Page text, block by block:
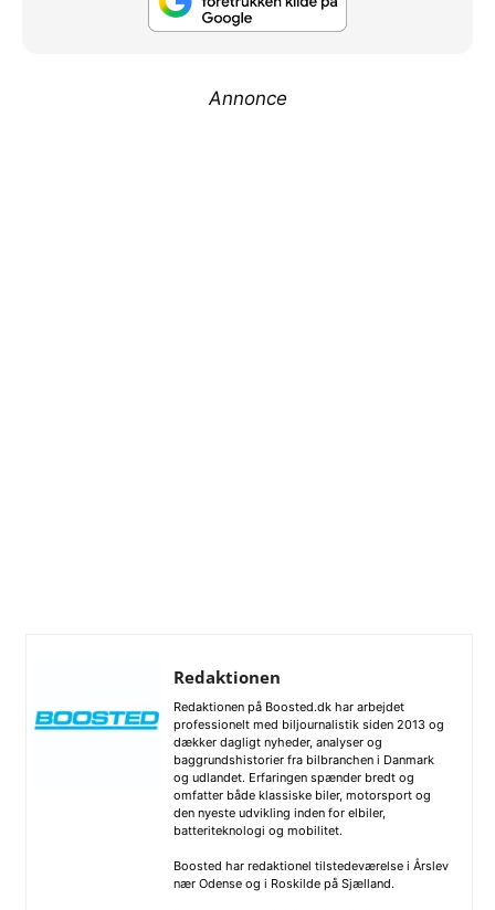
Annonce
Redaktionen
Redaktionen på Boosted.dk har arbejdet
professionelt med biljournalistik siden 2013 og
dækker dagligt nyheder, analyser og
baggrundshistorier fra bilbranchen i Danmark
og udlandet. Erfaringen spænder bredt og
omfatter både klassiske biler, motorsport og
den nyeste udvikling inden for elbiler,
batteriteknologi og mobilitet.
Boosted har redaktionel tilstedeværelse i Årslev
nær Odense og i Roskilde på Sjælland.